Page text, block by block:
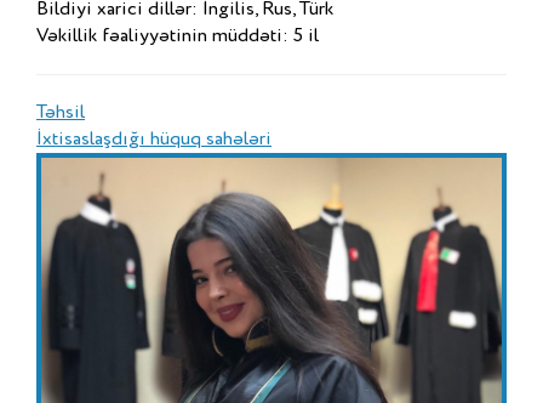
Bildiyi xarici dillər: İngilis, Rus, Türk
Vəkillik fəaliyyətinin müddəti: 5 il
Təhsil
İxtisaslaşdığı hüquq sahələri